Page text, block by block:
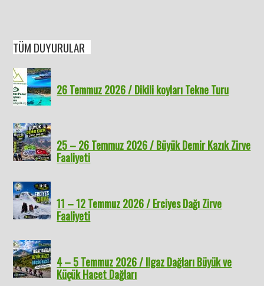
TÜM DUYURULAR
26 Temmuz 2026 / Dikili koyları Tekne Turu
25 – 26 Temmuz 2026 / Büyük Demir Kazık Zirve
Faaliyeti
11 – 12 Temmuz 2026 / Erciyes Dağı Zirve
Faaliyeti
4 – 5 Temmuz 2026 / Ilgaz Dağları Büyük ve
Küçük Hacet Dağları